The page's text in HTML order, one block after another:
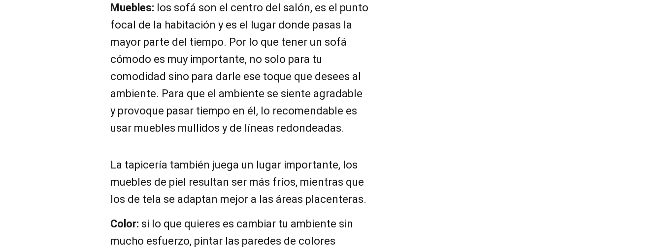
Muebles: los sofá son el centro del salón, es el punto
focal de la habitación y es el lugar donde pasas la
mayor parte del tiempo. Por lo que tener un sofá
cómodo es muy importante, no solo para tu
comodidad sino para darle ese toque que desees al
ambiente. Para que el ambiente se siente agradable
y provoque pasar tiempo en él, lo recomendable es
usar muebles mullidos y de líneas redondeadas.
La tapicería también juega un lugar importante, los
muebles de piel resultan ser más fríos, mientras que
los de tela se adaptan mejor a las áreas placenteras.
Color: si lo que quieres es cambiar tu ambiente sin
mucho esfuerzo, pintar las paredes de colores